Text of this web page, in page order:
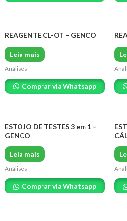
REAGENTE CL-OT – GENCO
Leia mais
Análises
Comprar via Whatsapp
ESTOJO DE TESTES 3 em 1 –
GENCO
Leia mais
Análises
Comprar via Whatsapp